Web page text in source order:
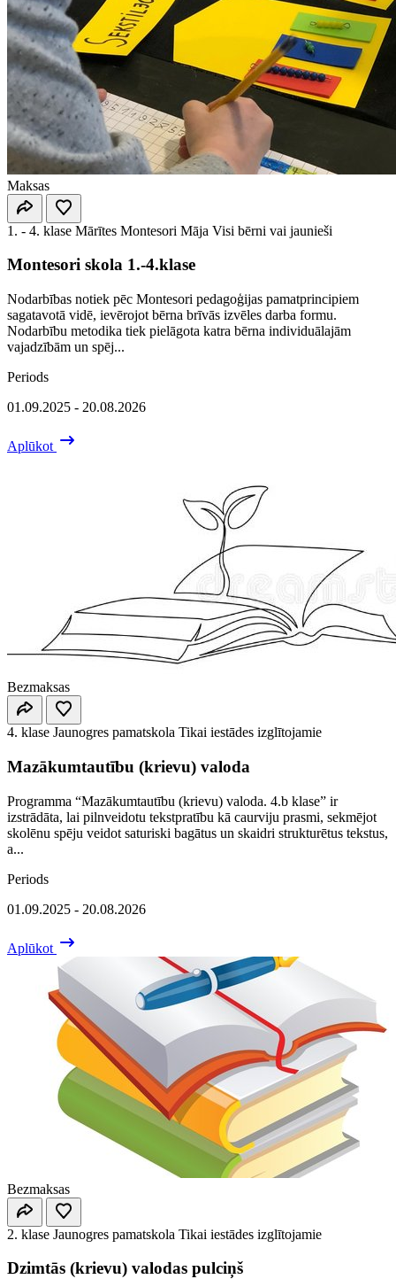
Maksas
1. - 4. klase Mārītes Montesori Māja Visi bērni vai jaunieši
Montesori skola 1.-4.klase
Nodarbības notiek pēc Montesori pedagoģijas pamatprincipiem
sagatavotā vidē, ievērojot bērna brīvās izvēles darba formu.
Nodarbību metodika tiek pielāgota katra bērna individuālajām
vajadzībām un spēj...
Periods
01.09.2025 - 20.08.2026
Aplūkot
Bezmaksas
4. klase Jaunogres pamatskola Tikai iestādes izglītojamie
Mazākumtautību (krievu) valoda
Programma “Mazākumtautību (krievu) valoda. 4.b klase” ir
izstrādāta, lai pilnveidotu tekstpratību kā caurviju prasmi, sekmējot
skolēnu spēju veidot saturiski bagātus un skaidri strukturētus tekstus,
a...
Periods
01.09.2025 - 20.08.2026
Aplūkot
Bezmaksas
2. klase Jaunogres pamatskola Tikai iestādes izglītojamie
Dzimtās (krievu) valodas pulciņš